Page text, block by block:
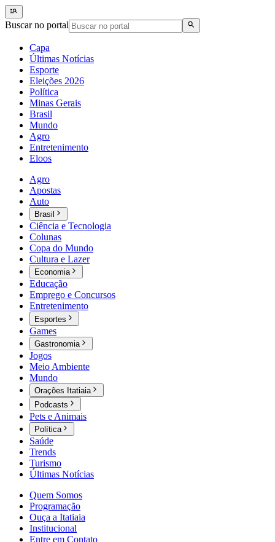
Buscar no portal
Capa
Últimas Notícias
Esporte
Eleições 2026
Política
Minas Gerais
Brasil
Mundo
Agro
Entretenimento
Eloos
Agro
Apostas
Auto
Brasil
Ciência e Tecnologia
Colunas
Copa do Mundo
Cultura e Lazer
Economia
Educação
Emprego e Concursos
Entretenimento
Esportes
Games
Gastronomia
Jogos
Meio Ambiente
Mundo
Orações Itatiaia
Podcasts
Pets e Animais
Política
Saúde
Trends
Turismo
Últimas Notícias
Quem Somos
Programação
Ouça a Itatiaia
Institucional
Entre em Contato